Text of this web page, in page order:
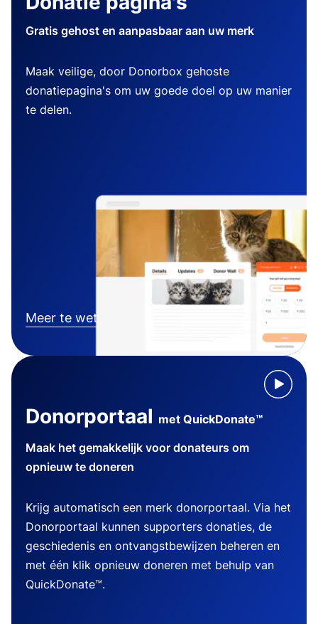
Gratis gehost en aanpasbaar aan uw merk
Maak veilige, door Donorbox gehoste
donatiepagina's om uw goede doel op uw manier
te delen.
Meer te weten komen
Donorportaal met QuickDonate™
Maak het gemakkelijk voor donateurs om
opnieuw te doneren
Krijg automatisch een merk donorportaal. Via het
Donorportaal kunnen supporters donaties, de
geschiedenis en ontvangstbewijzen beheren en
met één klik opnieuw doneren met behulp van
QuickDonate™.